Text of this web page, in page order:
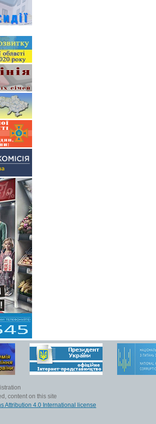
content on this site
Attribution 4.0 International license